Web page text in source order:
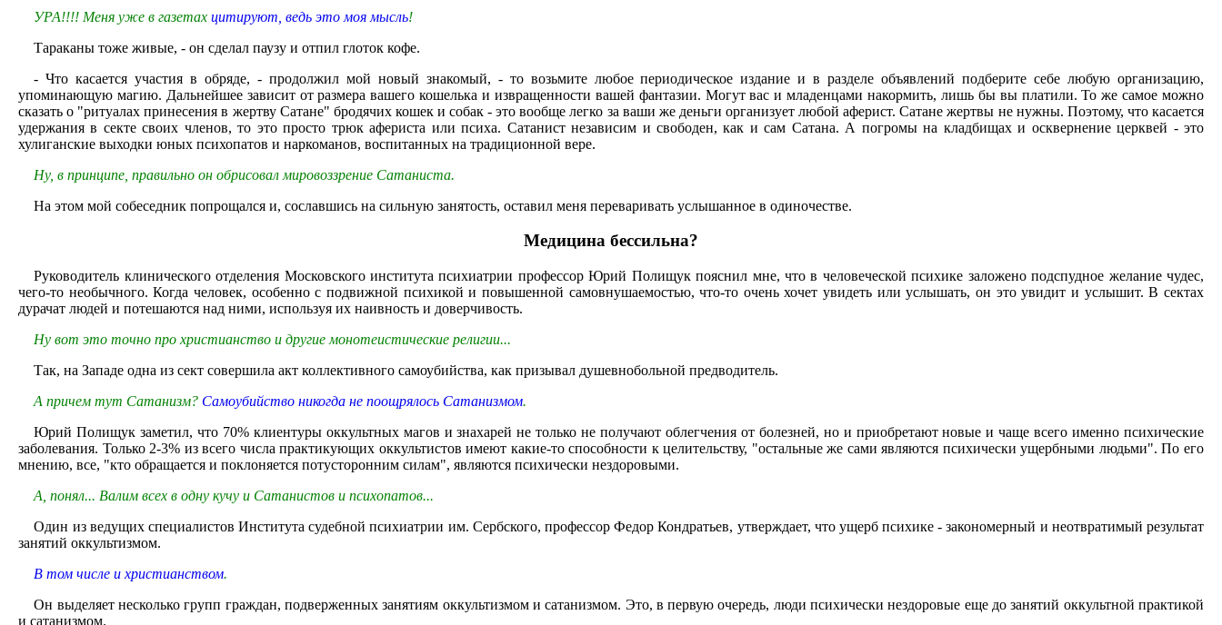
УРА!!!! Меня уже в газетахцитируют, ведь это моя мысль!
Тараканы тоже живые, - он сделал паузу и отпил глоток кофе.
- Что касается участия в обряде, - продолжил мой новый знакомый, - то возьмите любое периодическое издание и в разделе объявлений подберите себе любую организацию,
упоминающую магию. Дальнейшее зависит от размера вашего кошелька и извращенности вашей фантазии. Могут вас и младенцами накормить, лишь бы вы платили. То же самое можно
сказать о "ритуалах принесения в жертву Сатане" бродячих кошек и собак - это вообще легко за ваши же деньги организует любой аферист. Сатане жертвы не нужны. Поэтому, что касается
удержания в секте своих членов, то это просто трюк афериста или психа. Сатанист независим и свободен, как и сам Сатана. А погромы на кладбищах и осквернение церквей - это
хулиганские выходки юных психопатов и наркоманов, воспитанных на традиционной вере.
Ну, в принципе, правильно он обрисовал мировоззрение Сатаниста.
На этом мой собеседник попрощался и, сославшись на сильную занятость, оставил меня переваривать услышанное в одиночестве.
Медицина бессильна?
Руководитель клинического отделения Московского института психиатрии профессор Юрий Полищук пояснил мне, что в человеческой психике заложено подспудное желание чудес,
чего-то необычного. Когда человек, особенно с подвижной психикой и повышенной самовнушаемостью, что-то очень хочет увидеть или услышать, он это увидит и услышит. В сектах
дурачат людей и потешаются над ними, используя их наивность и доверчивость.
Ну вот это точно про христианство и другие монотеистические религии...
Так, на Западе одна из сект совершила акт коллективного самоубийства, как призывал душевнобольной предводитель.
А причем тут Сатанизм? Самоубийство никогда не поощрялось Сатанизмом.
Юрий Полищук заметил, что 70% клиентуры оккультных магов и знахарей не только не получают облегчения от болезней, но и приобретают новые и чаще всего именно психические
заболевания. Только 2-3% из всего числа практикующих оккультистов имеют какие-то способности к целительству, "остальные же сами являются психически ущербными людьми". По его
мнению, все, "кто обращается и поклоняется потусторонним силам", являются психически нездоровыми.
А, понял... Валим всех в одну кучу и Сатанистов и психопатов...
Один из ведущих специалистов Института судебной психиатрии им. Сербского, профессор Федор Кондратьев, утверждает, что ущерб психике - закономерный и неотвратимый результат
занятий оккультизмом.
В том числе и христианством.
Он выделяет несколько групп граждан, подверженных занятиям оккультизмом и сатанизмом. Это, в первую очередь, люди психически нездоровые еще до занятий оккультной практикой
и сатанизмом.